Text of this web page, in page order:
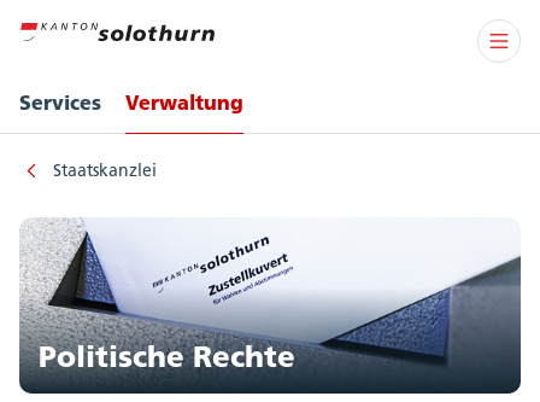
Services Verwaltung
Staatskanzlei
Politische Rechte